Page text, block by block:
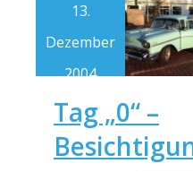
13.
Dezember
2004
Tag „0“ –